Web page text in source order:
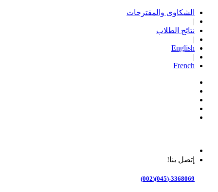
الشكاوى والمقترحات
|
نتائج الطلاب
|
English
|
French
إتصل بنا!
3368069-(045)(002)